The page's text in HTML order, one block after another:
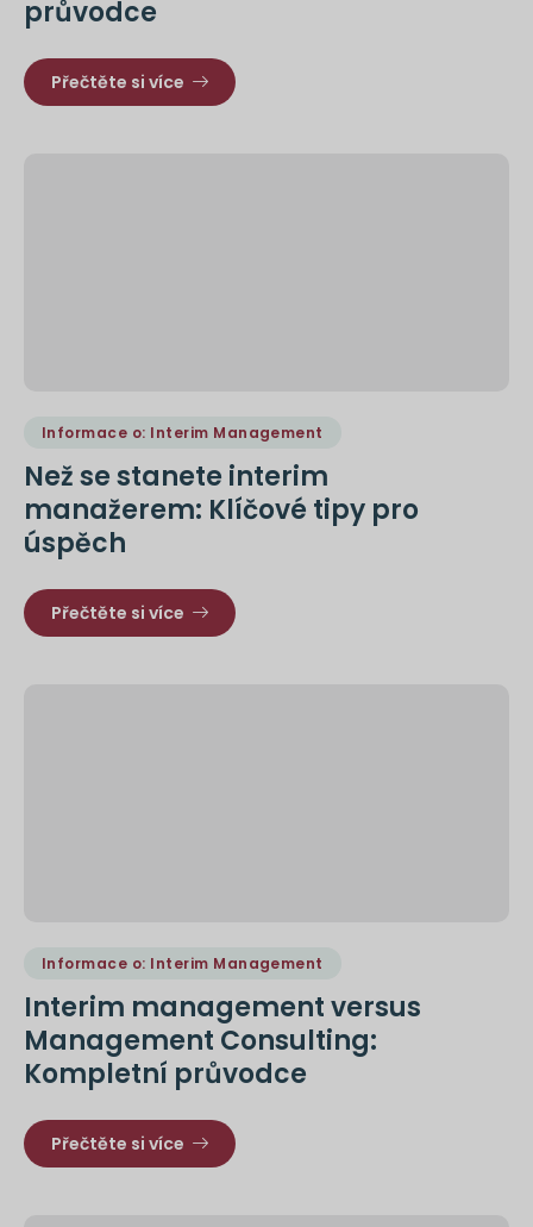
průvodce
Přečtěte si více
Informace o: Interim Management
Než se stanete interim
manažerem: Klíčové tipy pro
úspěch
Přečtěte si více
Informace o: Interim Management
Interim management versus
Management Consulting:
Kompletní průvodce
Přečtěte si více